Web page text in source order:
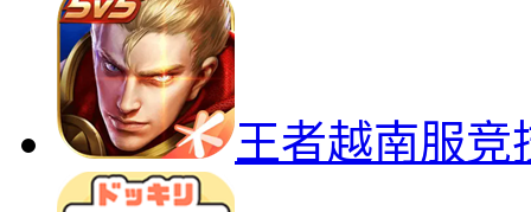
王者越南服竞